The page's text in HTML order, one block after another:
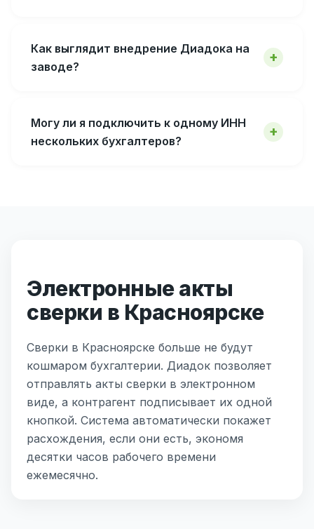
Как выглядит внедрение Диадока на
заводе?
Могу ли я подключить к одному ИНН
нескольких бухгалтеров?
Электронные акты
сверки в Красноярске
Сверки в Красноярске больше не будут
кошмаром бухгалтерии. Диадок позволяет
отправлять акты сверки в электронном
виде, а контрагент подписывает их одной
кнопкой. Система автоматически покажет
расхождения, если они есть, экономя
десятки часов рабочего времени
ежемесячно.